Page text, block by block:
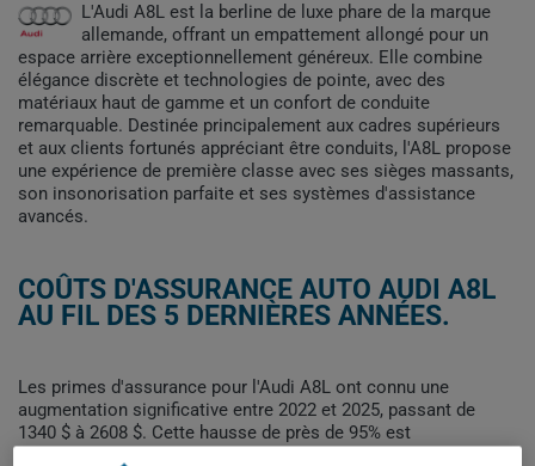
L'Audi A8L est la berline de luxe phare de la marque
allemande, offrant un empattement allongé pour un
espace arrière exceptionnellement généreux. Elle combine
élégance discrète et technologies de pointe, avec des
matériaux haut de gamme et un confort de conduite
remarquable. Destinée principalement aux cadres supérieurs
et aux clients fortunés appréciant être conduits, l'A8L propose
une expérience de première classe avec ses sièges massants,
son insonorisation parfaite et ses systèmes d'assistance
avancés.
COÛTS D'ASSURANCE AUTO AUDI A8L
AU FIL DES 5 DERNIÈRES ANNÉES.
Les primes d'assurance pour l'Audi A8L ont connu une
augmentation significative entre 2022 et 2025, passant de
1340 $ à 2608 $. Cette hausse de près de 95% est